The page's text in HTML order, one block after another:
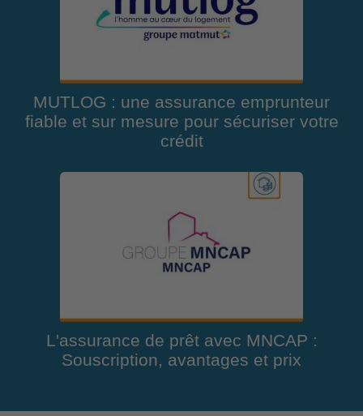
MUTLOG : une assurance emprunteur
fiable et sur mesure pour sécuriser votre
crédit
L'assurance de prêt avec MNCAP :
Souscription, avantages et prix